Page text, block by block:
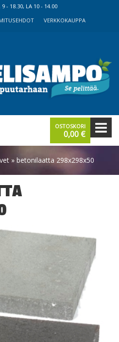
9 - 18.30, LA 10 - 14.00
VERKKOKAUPPA
OSTOSKORI
0,00 €
» betonilaatta 298x298x50